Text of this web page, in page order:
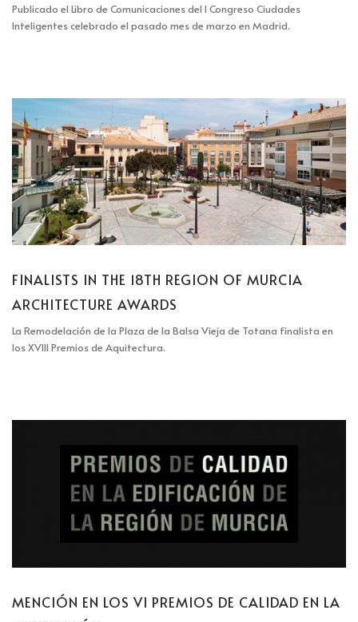
Publicado el Libro de Comunicaciones del I Congreso Ciudades
Inteligentes celebrado el pasado mes de marzo en Madrid.
FINALISTS IN THE 18TH REGION OF MURCIA
ARCHITECTURE AWARDS
La Remodelación de la Plaza de la Balsa Vieja de Totana finalista en
los XVIII Premios de Aquitectura.
MENCIÓN EN LOS VI PREMIOS DE CALIDAD EN LA